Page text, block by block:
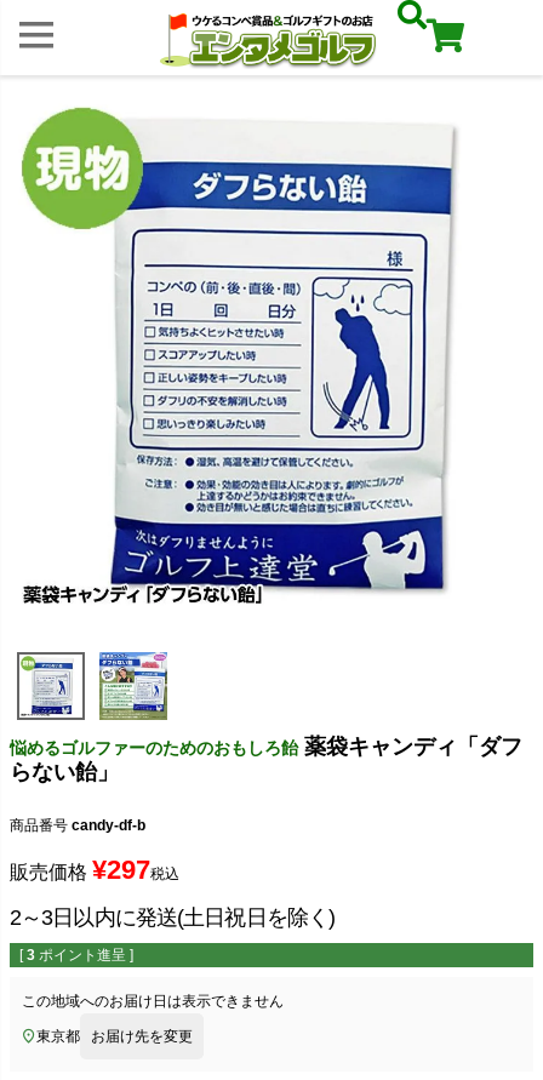
悩めるゴルファーのためのおもしろ飴 薬袋キャンディ「ダフ
らない飴」
商品番号 candy-df-b
販売価格 ¥297税込
2～3日以内に発送(土日祝日を除く)
[ 3 ポイント進呈 ]
この地域へのお届け日は表示できません
東京都 お届け先を変更